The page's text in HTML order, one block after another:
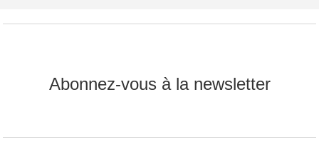
Abonnez-vous à la newsletter